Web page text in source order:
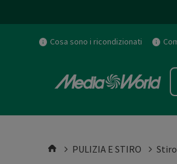
Cosa sono i ricondizionati
PULIZIA E STIRO